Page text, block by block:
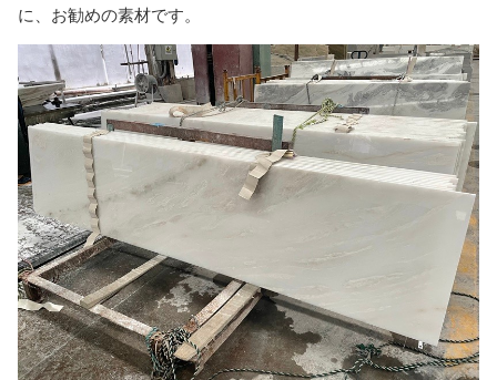
に、お勧めの素材です。